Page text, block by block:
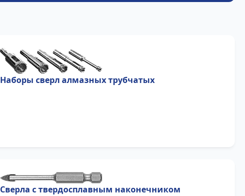
Наборы сверл алмазных трубчатых
Сверла с твердосплавным наконечником